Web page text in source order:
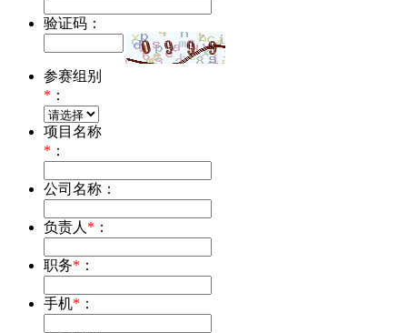
验证码：
参赛组别
* ：
项目名称
* ：
公司名称：
负责人 * ：
职务* ：
手机* ：